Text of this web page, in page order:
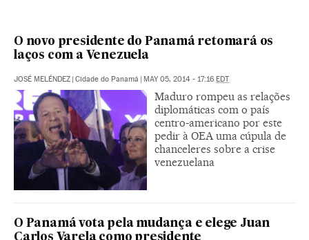
O novo presidente do Panamá retomará os
laços com a Venezuela
JOSÉ MELÉNDEZ | Cidade do Panamá | MAY 05, 2014 - 17:16 EDT
Maduro rompeu as relações
diplomáticas com o país
centro-americano por este
pedir à OEA uma cúpula de
chanceleres sobre a crise
venezuelana
O Panamá vota pela mudança e elege Juan
Carlos Varela como presidente